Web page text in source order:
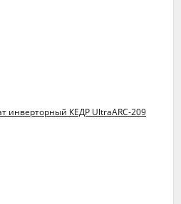
инверторный КЕДР UltraARC-209